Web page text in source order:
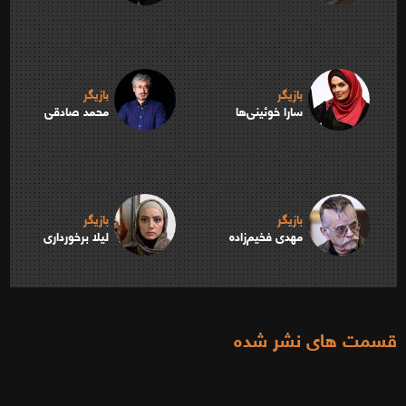
بازیگر
سارا خوئینی‌ها
بازیگر
محمد صادقی
بازیگر
مهدی فخیم‌زاده
بازیگر
لیلا برخورداری
قسمت های نشر شده